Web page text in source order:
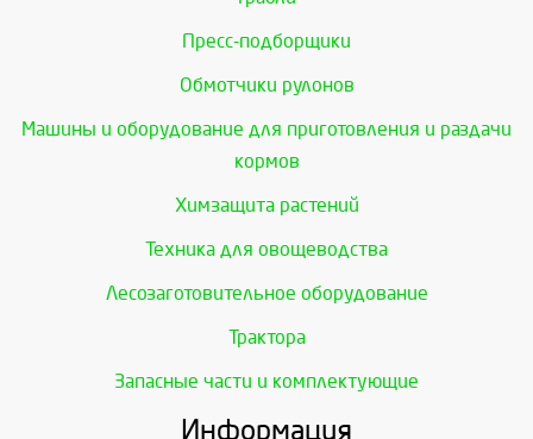
Пресс-подборщики
Обмотчики рулонов
Машины и оборудование для приготовления и раздачи
кормов
Химзащита растений
Техника для овощеводства
Лесозаготовительное оборудование
Трактора
Запасные части и комплектующие
Информация